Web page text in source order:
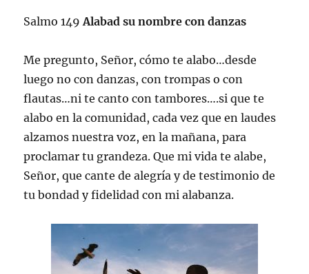
Salmo 149 Alabad su nombre con danzas
Me pregunto, Señor, cómo te alabo…desde
luego no con danzas, con trompas o con
flautas…ni te canto con tambores….si que te
alabo en la comunidad, cada vez que en laudes
alzamos nuestra voz, en la mañana, para
proclamar tu grandeza. Que mi vida te alabe,
Señor, que cante de alegría y de testimonio de
tu bondad y fidelidad con mi alabanza.